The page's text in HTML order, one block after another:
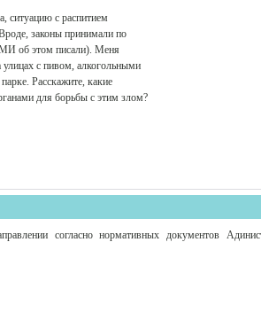
ситуацию с распитием
законы принимали по
об этом писали). Меня
улицах с пивом, алкогольными
Расскажите, какие
для борьбы с этим злом?
согласно нормативных документов